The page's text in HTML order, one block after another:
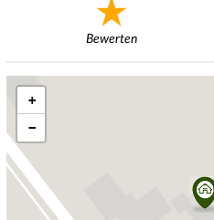
Bewerten
+
−